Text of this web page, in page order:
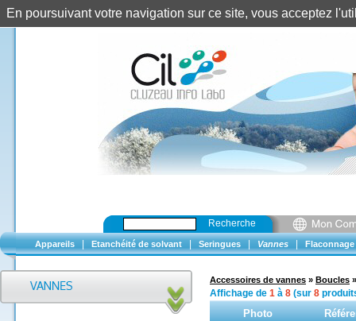
Recherche
Appareils Etanchéité de solvant Seringues Vannes Flaconnage
Accessoires de vannes » Boucles
Affichage de 1 à 8 (sur 8
Photo
En poursuivant votre navigation sur ce site, vous acceptez